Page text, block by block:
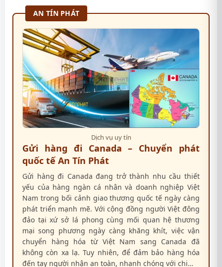
AN TÍN PHÁT
Dịch vụ uy tín
Gửi hàng đi Canada – Chuyển phát
quốc tế An Tín Phát
Gửi hàng đi Canada đang trở thành nhu cầu thiết
yếu của hàng ngàn cá nhân và doanh nghiệp Việt
Nam trong bối cảnh giao thương quốc tế ngày càng
phát triển mạnh mẽ. Với cộng đồng người Việt đông
đảo tại xứ sở lá phong cùng mối quan hệ thương
mại song phương ngày càng khăng khít, việc vận
chuyển hàng hóa từ Việt Nam sang Canada đã
không còn xa lạ. Tuy nhiên, để đảm bảo hàng hóa
đến tay người nhận an toàn, nhanh chóng với chi…